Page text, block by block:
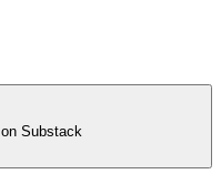
Substack